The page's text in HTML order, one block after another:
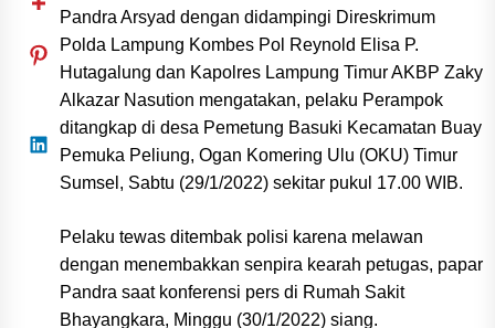
Pandra Arsyad dengan didampingi Direskrimum
Polda Lampung Kombes Pol Reynold Elisa P.
Hutagalung dan Kapolres Lampung Timur AKBP Zaky
Alkazar Nasution mengatakan, pelaku Perampok
ditangkap di desa Pemetung Basuki Kecamatan Buay
Pemuka Peliung, Ogan Komering Ulu (OKU) Timur
Sumsel, Sabtu (29/1/2022) sekitar pukul 17.00 WIB.
Pelaku tewas ditembak polisi karena melawan
dengan menembakkan senpira kearah petugas, papar
Pandra saat konferensi pers di Rumah Sakit
Bhayangkara, Minggu (30/1/2022) siang.